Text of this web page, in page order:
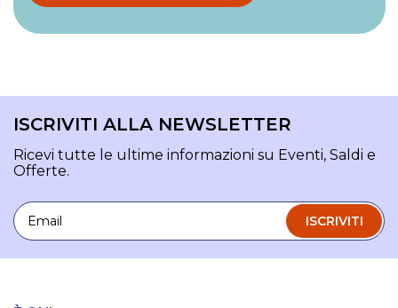
ISCRIVITI ALLA NEWSLETTER
Ricevi tutte le ultime informazioni su Eventi, Saldi e
Offerte.
Email
ISCRIVITI